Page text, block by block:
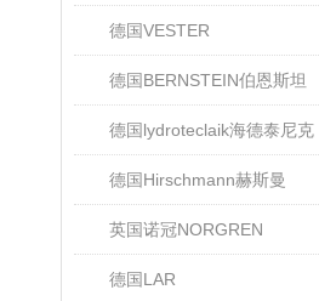
德国VESTER
德国BERNSTEIN伯恩斯坦
德国lydroteclaik海德泰尼克
德国Hirschmann赫斯曼
英国诺冠NORGREN
德国LAR